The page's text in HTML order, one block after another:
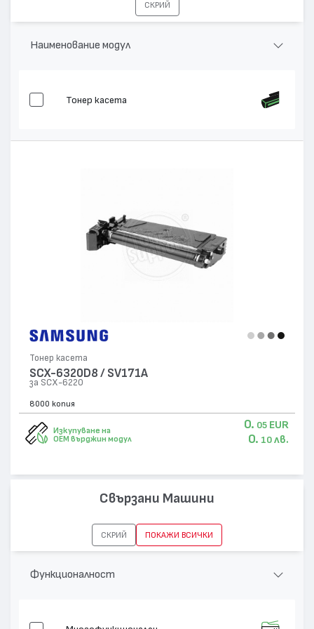
СКРИЙ
Наименование модул
Тонер касета
Тонер касета
SCX-6320D8 / SV171A
за SCX-6220
8000 копия
Изкупуване на
OEM върджин модул
0. 05 EUR
0. 10 лв.
Свързани Машини
СКРИЙ ПОКАЖИ ВСИЧКИ
Функционалност